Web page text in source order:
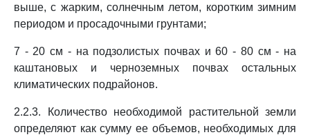
выше, с жарким, солнечным летом, коротким зимним
периодом и просадочными грунтами;
7 - 20 см - на подзолистых почвах и 60 - 80 см - на
каштановых и черноземных почвах остальных
климатических подрайонов.
2.2.3. Количество необходимой растительной земли
определяют как сумму ее объемов, необходимых для